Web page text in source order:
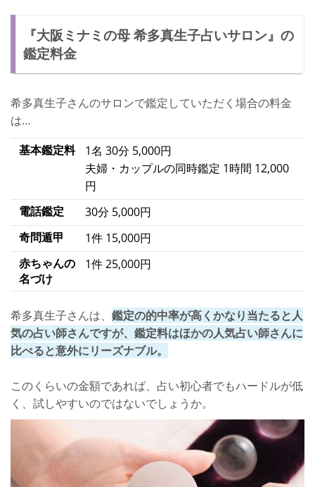
『大阪ミナミの母 希多真生子占いサロン』の
鑑定料金
希多真生子さんのサロンで鑑定していただく場合の料金
は…
基本鑑定料
1名 30分 5,000円
夫婦・カップルの同時鑑定 1時間 12,000
円
電話鑑定
30分 5,000円
奇問遁甲
1件 15,000円
赤ちゃんの
名づけ
1件 25,000円
希多真生子さんは、 鑑定の的中率が高くかなり当たると人
気の占い師さんですが、鑑定料はほかの人気占い師さんに
比べると意外にリーズナブル。
このくらいの金額であれば、占い初心者でもハードルが低
く、試しやすいのではないでしょうか。